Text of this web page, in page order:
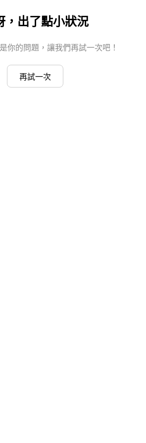
，出了點小狀況
你的問題，讓我們再試一次吧！
再試一次